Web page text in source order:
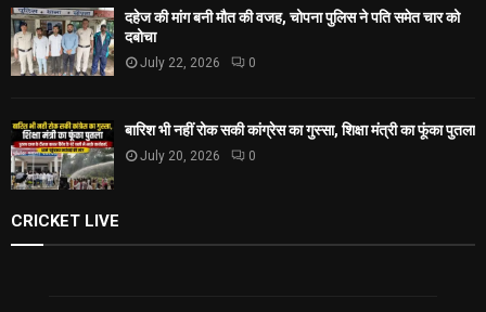
दहेज की मांग बनी मौत की वजह, चोपना पुलिस ने पति समेत चार को
दबोचा
July 22, 2026 0
बारिश भी नहीं रोक सकी कांग्रेस का गुस्सा, शिक्षा मंत्री का फूंका पुतला
July 20, 2026 0
CRICKET LIVE